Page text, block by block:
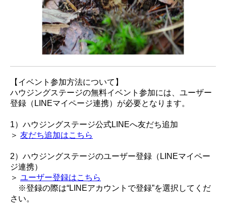
【イベント参加方法について】
ハウジングステージの無料イベント参加には、ユーザー
登録（LINEマイページ連携）が必要となります。
1）ハウジングステージ公式LINEへ友だち追加
＞ 友だち追加はこちら
2）ハウジングステージのユーザー登録（LINEマイペー
ジ連携）
＞ ユーザー登録はこちら
※登録の際は“LINEアカウントで登録”を選択してくだ
さい。